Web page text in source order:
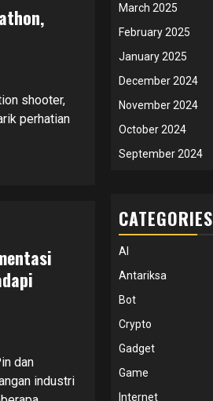
shooter,
perhatian
dan
industri
March 2025
February 2025
January 2025
December 2024
November 2024
October 2024
September 2024
CATEGORIES
AI
Antariksa
Bot
Crypto
Gadget
Game
Internet